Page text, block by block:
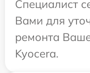
Специалист
Вами для
ремонта
Kyocera.